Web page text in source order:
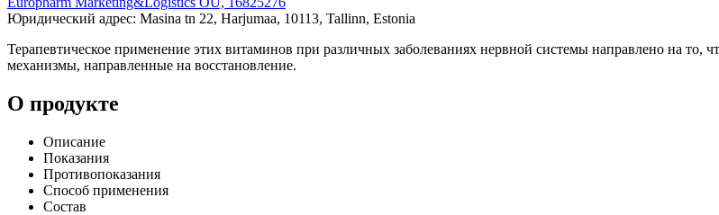
Юридический адрес: Masina tn 22, Harjumaa, 10113, Tallinn, Estonia
Терапевтическое применение этих витаминов при различных заболеваниях нервной системы направлено на
механизмы, направленные на восстановление.
О продукте
Описание
Показания
Противопоказания
Способ применения
Состав